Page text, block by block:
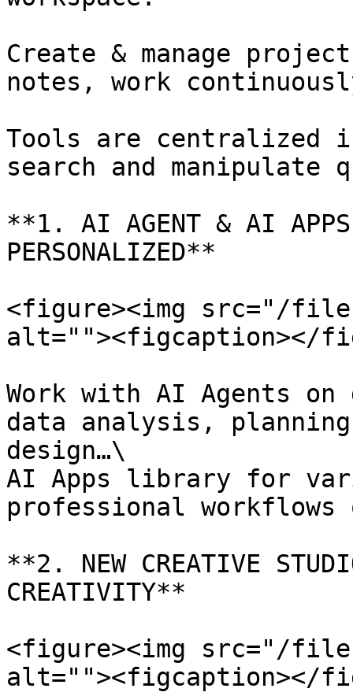
Create & manage
notes, work
Tools are centralized
search and manipulate
**1. AI AGENT & AI
PERSONALIZED**
<figure><img src="/
alt=""><figcaption></
Work with AI Agents
data analysis,
design…\
AI Apps library for
professional
**2. NEW CREATIVE
CREATIVITY**
<figure><img src="/files/
alt=""><figcaption></